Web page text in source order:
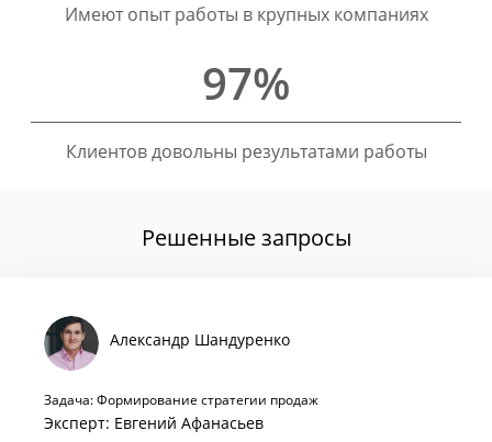
Имеют опыт работы в крупных компаниях
97%
Клиентов довольны результатами работы
Решенные запросы
Александр Шандуренко
Задача: Формирование стратегии продаж
Эксперт: Евгений Афанасьев